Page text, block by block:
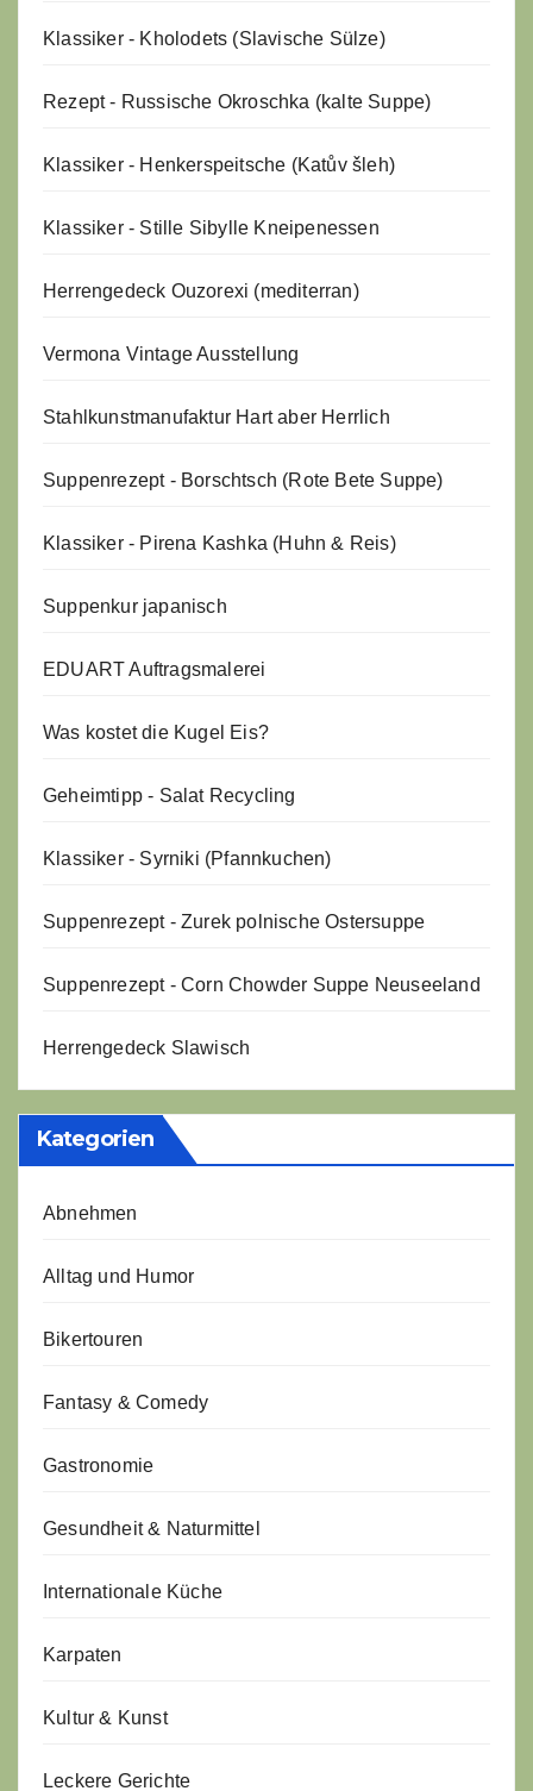
Klassiker - Kholodets (Slavische Sülze)
Rezept - Russische Okroschka (kalte Suppe)
Klassiker - Henkerspeitsche (Katův šleh)
Klassiker - Stille Sibylle Kneipenessen
Herrengedeck Ouzorexi (mediterran)
Vermona Vintage Ausstellung
Stahlkunstmanufaktur Hart aber Herrlich
Suppenrezept - Borschtsch (Rote Bete Suppe)
Klassiker - Pirena Kashka (Huhn & Reis)
Suppenkur japanisch
EDUART Auftragsmalerei
Was kostet die Kugel Eis?
Geheimtipp - Salat Recycling
Klassiker - Syrniki (Pfannkuchen)
Suppenrezept - Zurek polnische Ostersuppe
Suppenrezept - Corn Chowder Suppe Neuseeland
Herrengedeck Slawisch
Kategorien
Abnehmen
Alltag und Humor
Bikertouren
Fantasy & Comedy
Gastronomie
Gesundheit & Naturmittel
Internationale Küche
Karpaten
Kultur & Kunst
Leckere Gerichte